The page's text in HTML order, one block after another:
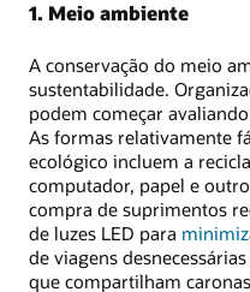
1. Meio ambiente
A conservação do meio
sustentabilidade.
podem começar
As formas relativamente
ecológico incluem a
computador, papel e
compra de suprimentos
de luzes LED para
de viagens
que compartilham